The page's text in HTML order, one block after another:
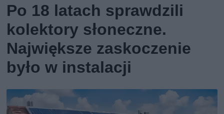
Po 18 latach sprawdzili
kolektory słoneczne.
Największe zaskoczenie
było w instalacji